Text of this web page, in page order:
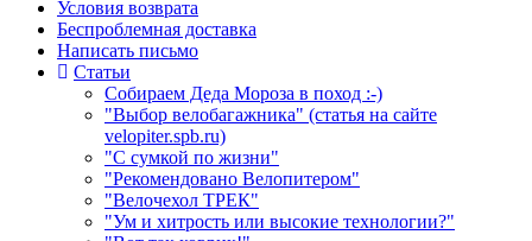
Условия возврата
Беспроблемная доставка
Написать письмо
Статьи
Собираем Деда Мороза в поход :-)
"Выбор велобагажника" (статья на сайте
velopiter.spb.ru)
"С сумкой по жизни"
"Рекомендовано Велопитером"
"Велочехол ТРЕК"
"Ум и хитрость или высокие технологии?"